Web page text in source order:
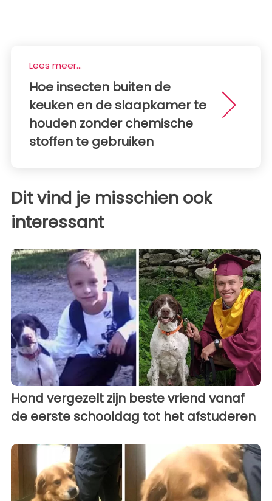
Lees meer...
Hoe insecten buiten de
keuken en de slaapkamer te
houden zonder chemische
stoffen te gebruiken
Dit vind je misschien ook
interessant
Hond vergezelt zijn beste vriend vanaf
de eerste schooldag tot het afstuderen